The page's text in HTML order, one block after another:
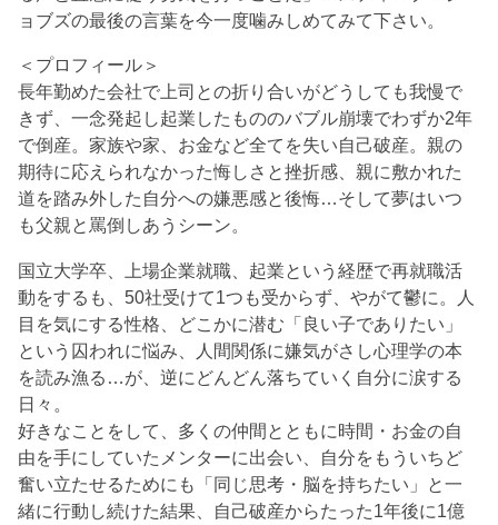
ョブズの最後の言葉を今一度噛みしめてみて下さい。
＜プロフィール＞
長年勤めた会社で上司との折り合いがどうしても我慢で
きず、一念発起し起業したもののバブル崩壊でわずか2年
で倒産。家族や家、お金など全てを失い自己破産。親の
期待に応えられなかった悔しさと挫折感、親に敷かれた
道を踏み外した自分への嫌悪感と後悔…そして夢はいつ
も父親と罵倒しあうシーン。
国立大学卒、上場企業就職、起業という経歴で再就職活
動をするも、50社受けて1つも受からず、やがて鬱に。人
目を気にする性格、どこかに潜む「良い子でありたい」
という囚われに悩み、人間関係に嫌気がさし心理学の本
を読み漁る…が、逆にどんどん落ちていく自分に涙する
日々。
好きなことをして、多くの仲間とともに時間・お金の自
由を手にしていたメンターに出会い、自分をもういちど
奮い立たせるためにも「同じ思考・脳を持ちたい」と一
緒に行動し続けた結果、自己破産からたった1年後に1億